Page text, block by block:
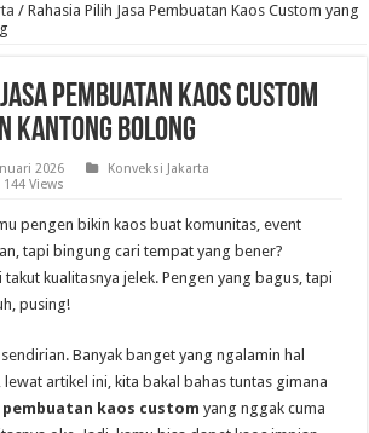
/ Rahasia Pilih Jasa Pembuatan Kaos Custom yang
Pembuatan Kaos Custom
Kantong Bolong
2026
Konveksi Jakarta
144 Views
pengen bikin kaos buat komunitas, event
tapi bingung cari tempat yang bener?
kualitasnya jelek. Pengen yang bagus, tapi
pusing!
Banyak banget yang ngalamin hal
lewat artikel ini, kita bakal bahas tuntas gimana
pembuatan kaos custom yang nggak cuma